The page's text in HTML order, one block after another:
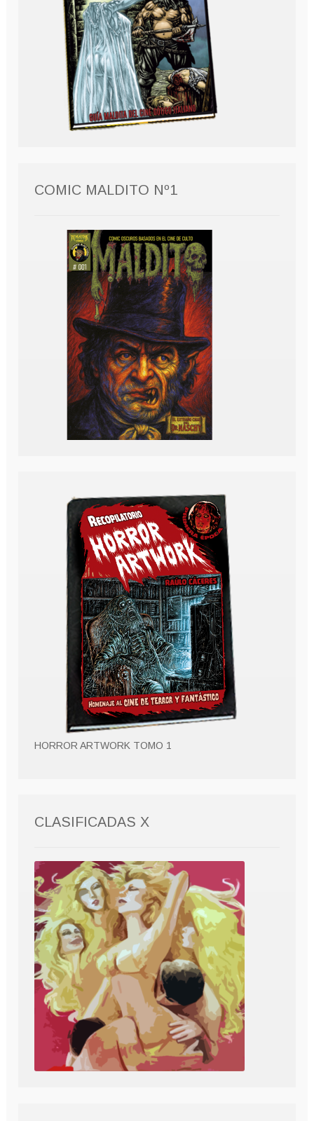
COMIC MALDITO Nº1
HORROR ARTWORK TOMO 1
CLASIFICADAS X